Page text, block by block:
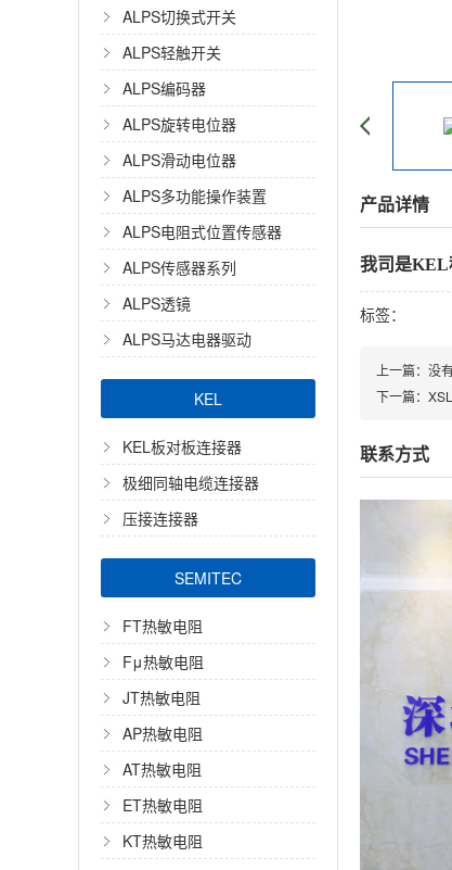
ALPS切换式开关
ALPS轻触开关
ALPS编码器
ALPS旋转电位器
ALPS滑动电位器
ALPS多功能操作装置
ALPS电阻式位置传感器
ALPS传感器系列
ALPS透镜
ALPS马达电器驱动
KEL
KEL板对板连接器
极细同轴电缆连接器
压接连接器
SEMITEC
FT热敏电阻
Fμ热敏电阻
JT热敏电阻
AP热敏电阻
AT热敏电阻
ET热敏电阻
KT热敏电阻
产品详情
我司是KEL
标签：
上一篇： 没
下一篇：
联系方式